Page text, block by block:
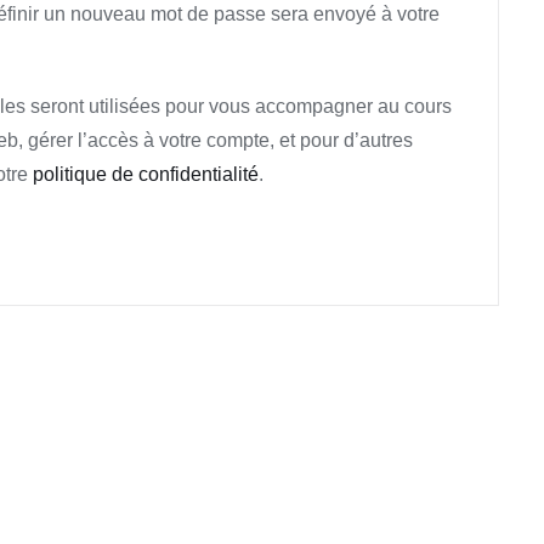
un nouveau mot de passe sera envoyé à votre
seront utilisées pour vous accompagner au cours
gérer l’accès à votre compte, et pour d’autres
politique de confidentialité.